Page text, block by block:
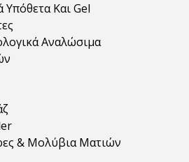
Υπόθετα Και Gel
Αναλώσιμα
& Μολύβια Ματιών